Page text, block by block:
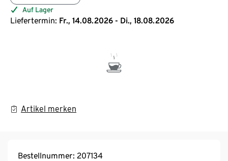
Auf Lager
Liefertermin: Fr., 14.08.2026 - Di., 18.08.2026
Artikel merken
Bestellnummer: 207134